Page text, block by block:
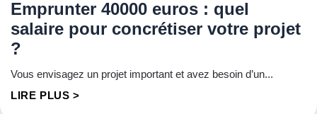
Emprunter 40000 euros : quel
salaire pour concrétiser votre projet
?
Vous envisagez un projet important et avez besoin d’un...
LIRE PLUS >